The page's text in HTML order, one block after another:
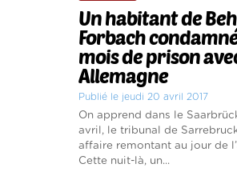
Un habitant de
Forbach condamné
mois de prison
Allemagne
Publié le jeudi 20 avril 2017
On apprend dans le
avril, le tribunal de
affaire remontant au jour de
Cette nuit-là, un...